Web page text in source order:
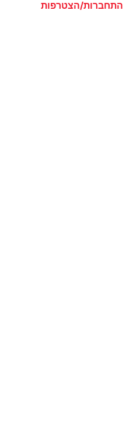
התחברות/הצטרפות